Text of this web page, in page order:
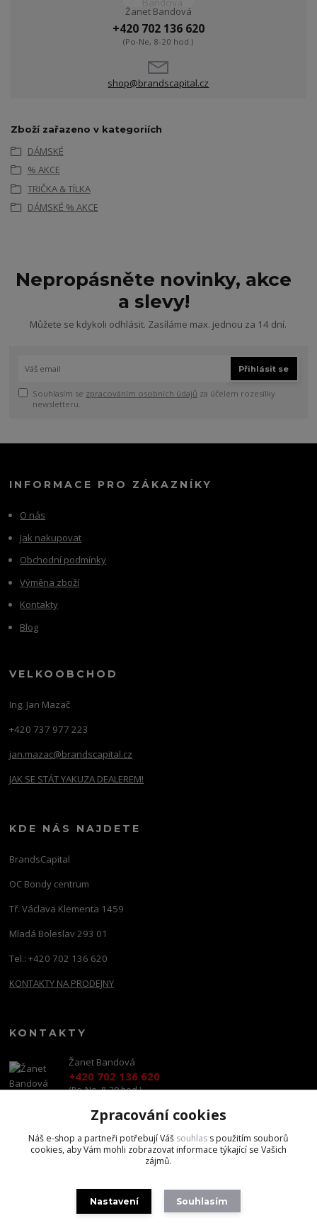
Žanet Bandová
+420 702 136 620
(Po-Ne, 8-20 hod.)
shop@brandscapital.cz
Zboží zařazeno v kategoriích
DÁMSKÉ
% AKCE
TRIČKA & TÍLKA
DÁMSKÉ % AKCE
Nepropásněte novinky, akce
a slevy!
Můžete se kdykoli odhlásit. Zasíláme max. jednou za 14 dní.
Přihlásit se
Souhlasím se zpracováním osobních údajů za účelem rozesílky
newsletteru.
INFORMACE PRO ZÁKAZNÍKY
O nás
Jak nakupovat
Obchodní podmínky
Výměna zboží
Kontakty
Blog
VELKOOBCHOD
Ing. Jan Mazač
+420 737 977 223
jan.mazac@brandscapital.cz
JAK SE STÁT YAKUZA DEALEREM!
KDE NÁS NAJDETE
BrandsCapital
OC Bondy centrum
Tř. Václava Klementa 1459
Mladá Boleslav 293 01
Tel.: +420 702 136 620
KONTAKTY NA PRODEJNY
KONTAKTY
Žanet Bandová
+420 702 136 620
(Po-Ne, 8-20 hod.)
shop@brandscapital.cz
Zpracování cookies
Náš e-shop a partneři potřebují Váš souhlas s použitím souborů
cookies, aby Vám mohli zobrazovat informace týkající se Vašich
zájmů.
Nastavení Souhlasím